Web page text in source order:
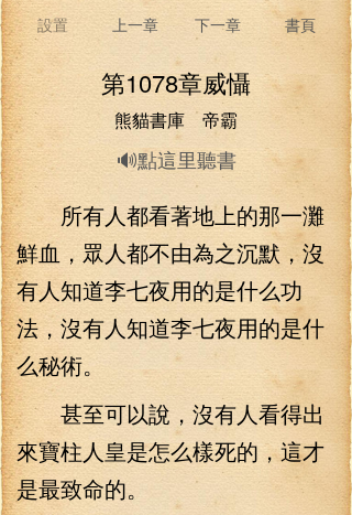
設置 上一章 下一章 書頁
第1078章威懾
熊貓書庫 帝霸
🔊點這里聽書
所有人都看著地上的那一灘
鮮血，眾人都不由為之沉默，沒
有人知道李七夜用的是什么功
法，沒有人知道李七夜用的是什
么秘術。
甚至可以說，沒有人看得出
來寶柱人皇是怎么樣死的，這才
是最致命的。